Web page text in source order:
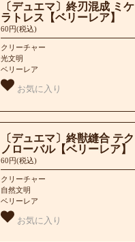
〔デュエマ〕終刃混成 ミケ
ラトレス【ベリーレア】
60円(税込)
クリーチャー
光文明
ベリーレア
お気に入り
〔デュエマ〕終獣縫合 テク
ノローバル【ベリーレア】
60円(税込)
クリーチャー
自然文明
ベリーレア
お気に入り